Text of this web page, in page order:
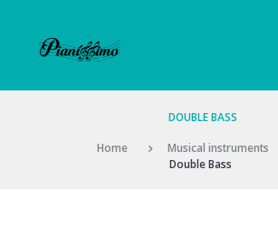
DOUBLE BASS
Home
Musical instruments
Double Bass